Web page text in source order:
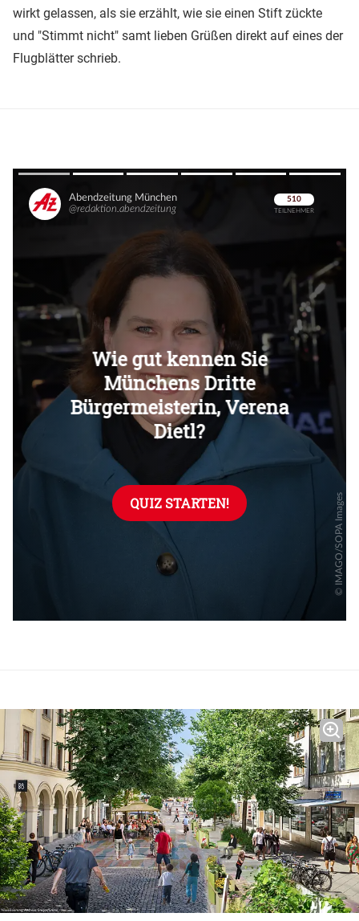
wirkt gelassen, als sie erzählt, wie sie einen Stift zückte
und "Stimmt nicht" samt lieben Grüßen direkt auf eines der
Flugblätter schrieb.
Überspringen
Überspringen